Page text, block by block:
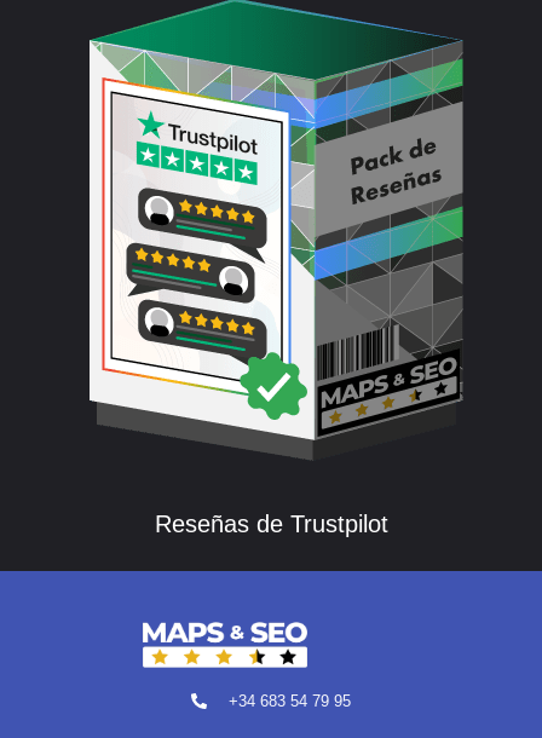
Reseñas de Trustpilot
+34 683 54 79 95